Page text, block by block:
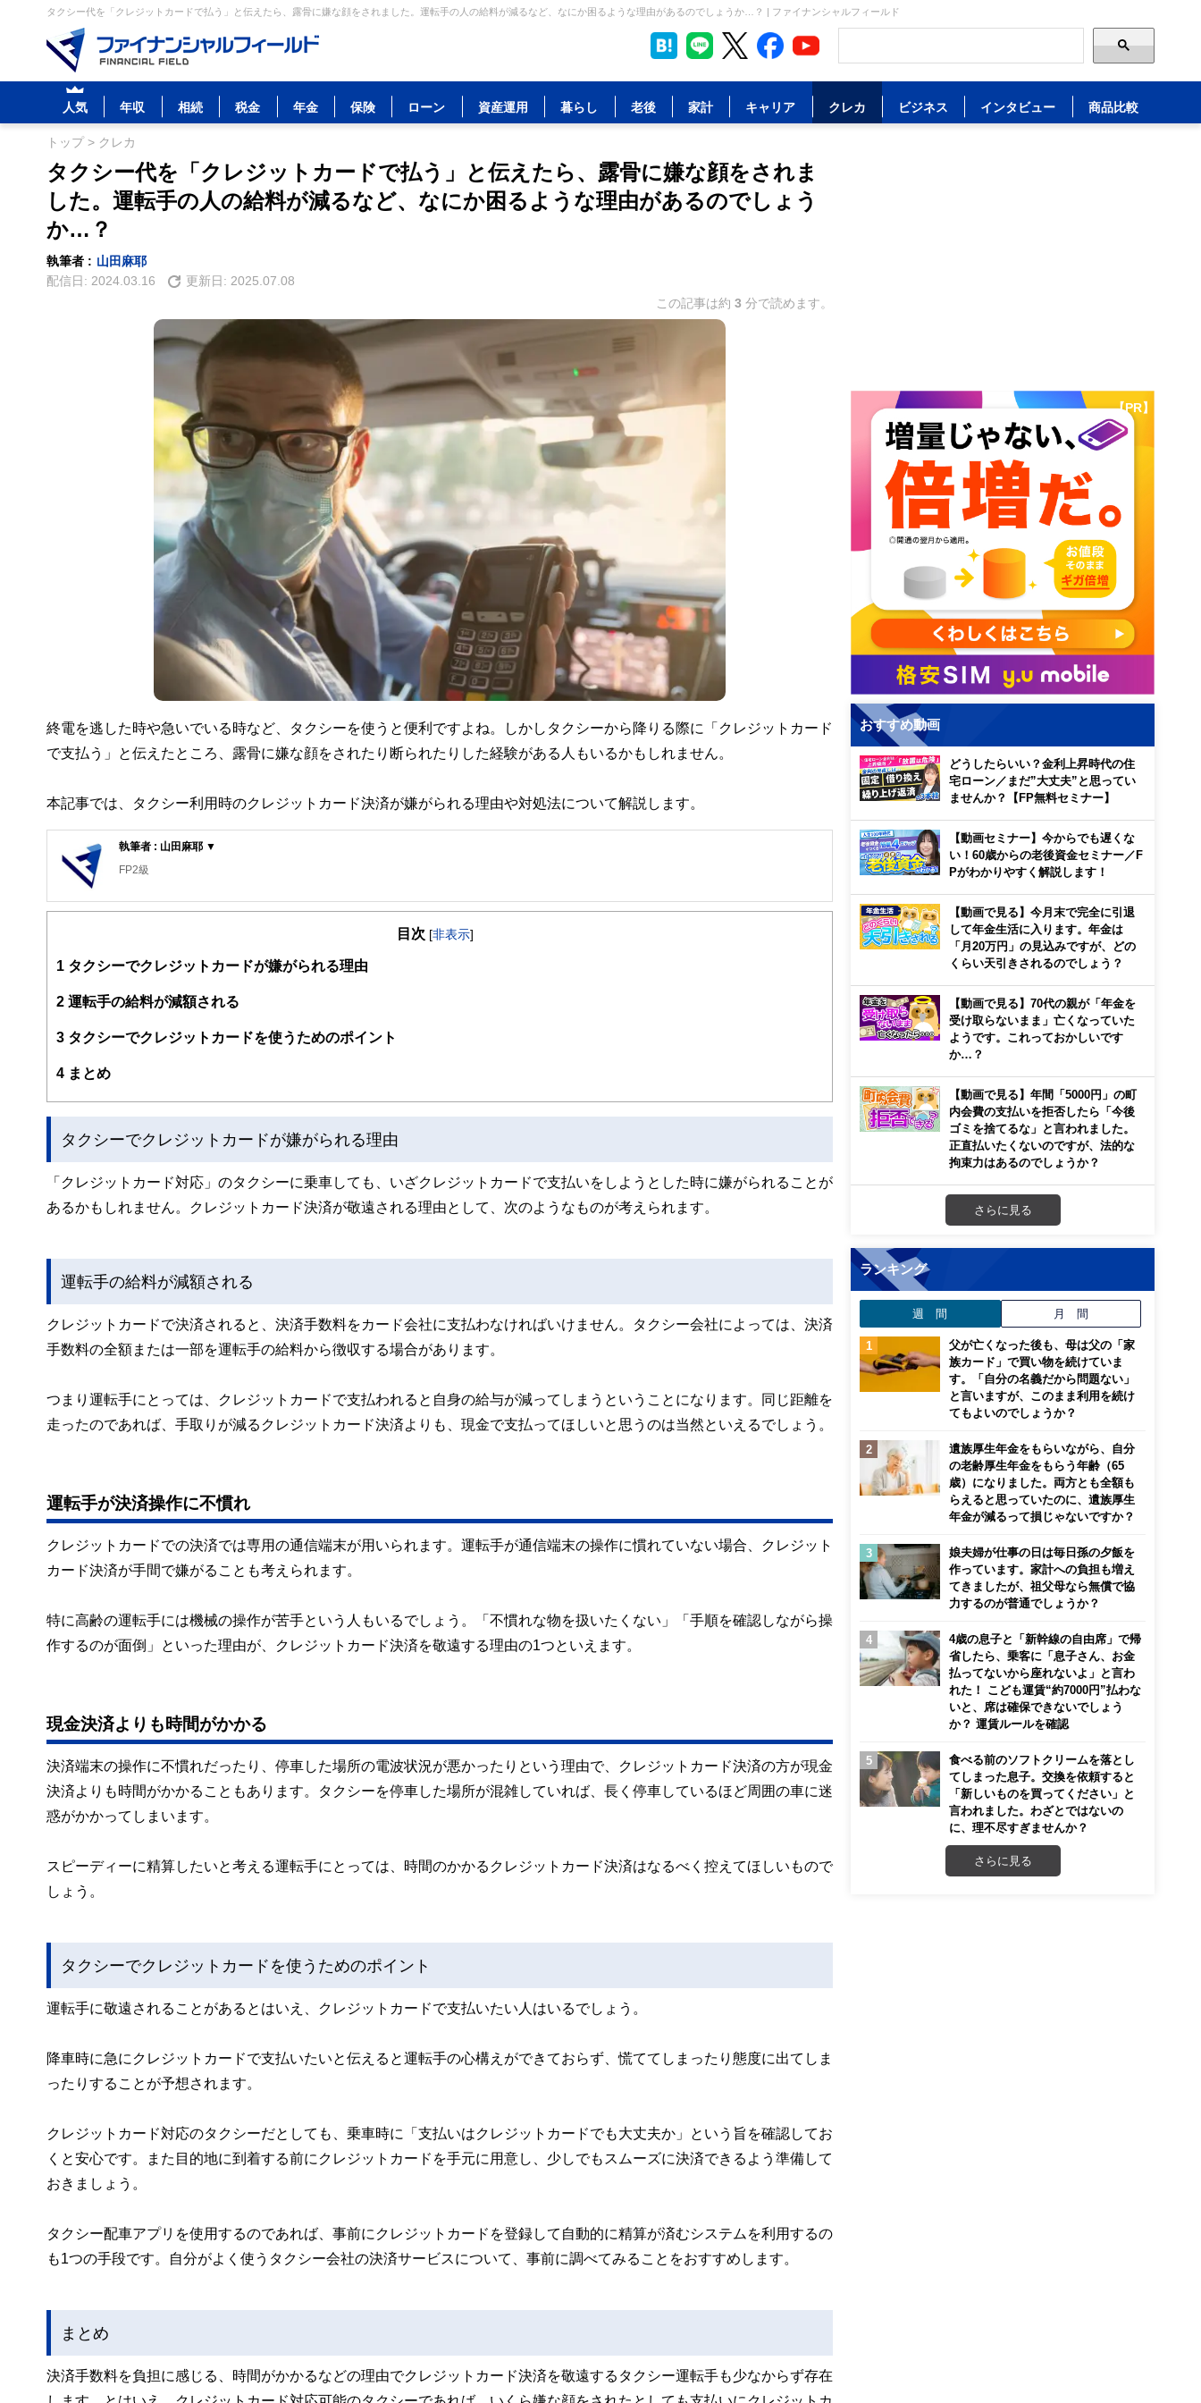
タクシー代を「クレジットカードで払う」と伝えたら、露骨に嫌な顔をされました。運転手の人の給料が減るなど、なにか困るような理由があるのでしょうか…？ | ファイナンシャルフィールド
人気 年収 相続 税金 年金 保険 ローン 資産運用 暮らし 老後 家計 キャリア クレカ ビジネス インタビュー 商品比較
トップ> クレカ
タクシー代を「クレジットカードで払う」と伝えたら、露骨に嫌な顔をされま
した。運転手の人の給料が減るなど、なにか困るような理由があるのでしょう
か…？
執筆者 : 山田麻耶
配信日: 2024.03.16 更新日: 2025.07.08
この記事は約 3 分で読めます。
終電を逃した時や急いでいる時など、タクシーを使うと便利ですよね。しかしタクシーから降りる際に「クレジットカード
で支払う」と伝えたところ、露骨に嫌な顔をされたり断られたりした経験がある人もいるかもしれません。
本記事では、タクシー利用時のクレジットカード決済が嫌がられる理由や対処法について解説します。
執筆者 : 山田麻耶 ▼
FP2級
目次 [非表示]
1 タクシーでクレジットカードが嫌がられる理由
2 運転手の給料が減額される
3 タクシーでクレジットカードを使うためのポイント
4 まとめ
タクシーでクレジットカードが嫌がられる理由
「クレジットカード対応」のタクシーに乗車しても、いざクレジットカードで支払いをしようとした時に嫌がられることが
あるかもしれません。クレジットカード決済が敬遠される理由として、次のようなものが考えられます。
運転手の給料が減額される
クレジットカードで決済されると、決済手数料をカード会社に支払わなければいけません。タクシー会社によっては、決済
手数料の全額または一部を運転手の給料から徴収する場合があります。
つまり運転手にとっては、クレジットカードで支払われると自身の給与が減ってしまうということになります。同じ距離を
走ったのであれば、手取りが減るクレジットカード決済よりも、現金で支払ってほしいと思うのは当然といえるでしょう。
運転手が決済操作に不慣れ
クレジットカードでの決済では専用の通信端末が用いられます。運転手が通信端末の操作に慣れていない場合、クレジット
カード決済が手間で嫌がることも考えられます。
特に高齢の運転手には機械の操作が苦手という人もいるでしょう。「不慣れな物を扱いたくない」「手順を確認しながら操
作するのが面倒」といった理由が、クレジットカード決済を敬遠する理由の1つといえます。
現金決済よりも時間がかかる
決済端末の操作に不慣れだったり、停車した場所の電波状況が悪かったりという理由で、クレジットカード決済の方が現金
決済よりも時間がかかることもあります。タクシーを停車した場所が混雑していれば、長く停車しているほど周囲の車に迷
惑がかかってしまいます。
スピーディーに精算したいと考える運転手にとっては、時間のかかるクレジットカード決済はなるべく控えてほしいもので
しょう。
タクシーでクレジットカードを使うためのポイント
運転手に敬遠されることがあるとはいえ、クレジットカードで支払いたい人はいるでしょう。
降車時に急にクレジットカードで支払いたいと伝えると運転手の心構えができておらず、慌ててしまったり態度に出てしま
ったりすることが予想されます。
クレジットカード対応のタクシーだとしても、乗車時に「支払いはクレジットカードでも大丈夫か」という旨を確認してお
くと安心です。また目的地に到着する前にクレジットカードを手元に用意し、少しでもスムーズに決済できるよう準備して
おきましょう。
タクシー配車アプリを使用するのであれば、事前にクレジットカードを登録して自動的に精算が済むシステムを利用するの
も1つの手段です。自分がよく使うタクシー会社の決済サービスについて、事前に調べてみることをおすすめします。
まとめ
決済手数料を負担に感じる、時間がかかるなどの理由でクレジットカード決済を敬遠するタクシー運転手も少なからず存在
【PR】
おすすめ動画
どうしたらいい？金利上昇時代の住
宅ローン／まだ”大丈夫”と思ってい
ませんか？【FP無料セミナー】
【動画セミナー】今からでも遅くな
い！60歳からの老後資金セミナー／F
Pがわかりやすく解説します！
【動画で見る】今月末で完全に引退
して年金生活に入ります。年金は
「月20万円」の見込みですが、どの
くらい天引きされるのでしょう？
【動画で見る】70代の親が「年金を
受け取らないまま」亡くなっていた
ようです。これっておかしいです
か…？
【動画で見る】年間「5000円」の町
内会費の支払いを拒否したら「今後
ゴミを捨てるな」と言われました。
正直払いたくないのですが、法的な
拘束力はあるのでしょうか？
さらに見る
ランキング
週 間 月 間
父が亡くなった後も、母は父の「家
族カード」で買い物を続けていま
す。「自分の名義だから問題ない」
と言いますが、このまま利用を続け
てもよいのでしょうか？
遺族厚生年金をもらいながら、自分
の老齢厚生年金をもらう年齢（65
歳）になりました。両方とも全額も
らえると思っていたのに、遺族厚生
年金が減るって損じゃないですか？
娘夫婦が仕事の日は毎日孫の夕飯を
作っています。家計への負担も増え
てきましたが、祖父母なら無償で協
力するのが普通でしょうか？
4歳の息子と「新幹線の自由席」で帰
省したら、乗客に「息子さん、お金
払ってないから座れないよ」と言わ
れた！ こども運賃“約7000円”払わな
いと、席は確保できないでしょう
か？ 運賃ルールを確認
食べる前のソフトクリームを落とし
てしまった息子。交換を依頼すると
「新しいものを買ってください」と
言われました。わざとではないの
に、理不尽すぎませんか？
さらに見る